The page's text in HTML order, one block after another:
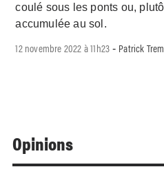
coulé sous les ponts ou,
accumulée au sol.
12 novembre 2022 à 11h23 - Patrick
Opinions